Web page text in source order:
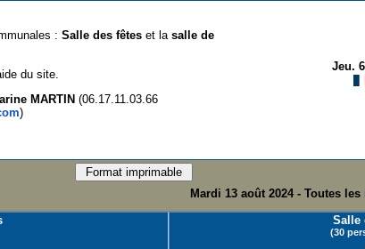
:Salle des fêtes et lasalle de
du site.
MARTIN (06.17.11.03.66
)
Jeu.
Mardi 13 août 2024 - Toutes
Salle
(30